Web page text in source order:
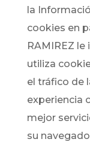
la
cookies en
RAMIREZ
utiliza
el tráfico de
experiencia
mejor
su